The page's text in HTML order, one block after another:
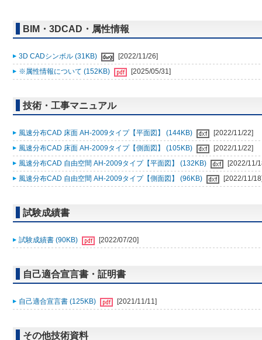
BIM・3DCAD・属性情報
3D CADシンボル (31KB)
[2022/11/26]
※属性情報について (152KB)
[2025/05/31]
技術・工事マニュアル
風速分布CAD 床面 AH-2009タイプ【平面図】 (144KB)
[2022/11/22]
風速分布CAD 床面 AH-2009タイプ【側面図】 (105KB)
[2022/11/22]
風速分布CAD 自由空間 AH-2009タイプ【平面図】 (132KB)
[2022/11/
風速分布CAD 自由空間 AH-2009タイプ【側面図】 (96KB)
[2022/11/
試験成績書
試験成績書 (90KB) [2022/07/20]
自己適合宣言書・証明書
自己適合宣言書 (125KB) [2021/11/11]
その他技術資料